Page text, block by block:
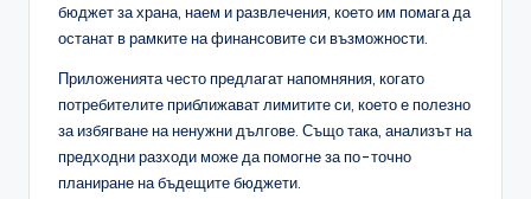
бюджет за храна, наем и развлечения, което им помага да
останат в рамките на финансовите си възможности.
Приложенията често предлагат напомняния, когато
потребителите приближават лимитите си, което е полезно
за избягване на ненужни дългове. Също така, анализът на
предходни разходи може да помогне за по-точно
планиране на бъдещите бюджети.